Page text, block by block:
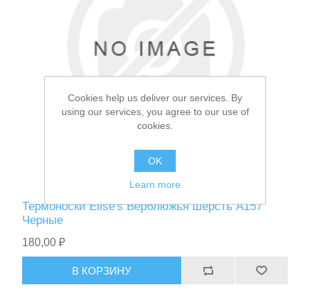
Термоноски Elise's Верблюжья шерсть A157
Черные
180,00 ₽
В КОРЗИНУ
Cookies help us deliver our services. By
using our services, you agree to our use of
cookies.
OK
Learn more